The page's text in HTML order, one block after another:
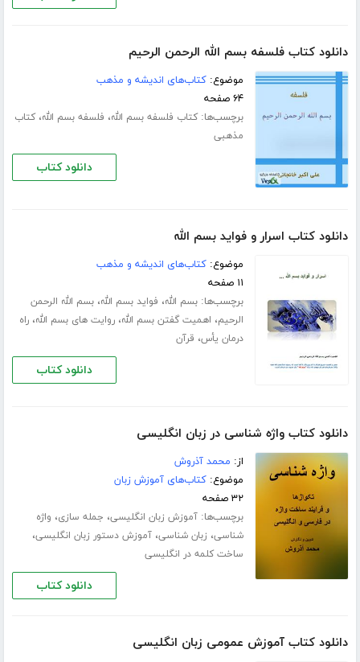
دانلود کتاب فلسفه بسم الله الرحمن الرحیم
موضوع:کتاب‌های اندیشه و مذهب
۶۴ صفحه
برچسب‌ها:کتاب فلسفه بسم الله، فلسفه بسم الله،کتاب
مذهبی
دانلود کتاب
دانلود کتاب اسرار و فواید بسم الله
موضوع:کتاب‌های اندیشه و مذهب
۱۱ صفحه
برچسب‌ها:بسم الله، فواید بسم الله،بسم الله الرحمن
الرحیم، اهمیت گفتن بسم الله،روایت های بسم الله،راه
درمان یأس، قرآن
دانلود کتاب
دانلود کتاب واژه شناسی در زبان انگلیسی
از: محمد آذروش
موضوع:کتاب‌های آموزش زبان
۳۲ صفحه
برچسب‌ها:آموزش زبان انگلیسی، جمله سازی، واژه
شناسی، زبان شناسی،آموزش دستور زبان انگلیسی،
ساخت کلمه در انگلیسی
دانلود کتاب
دانلود کتاب آموزش عمومی زبان انگلیسی